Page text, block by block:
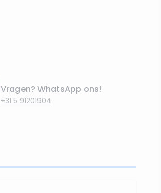
Vragen? WhatsApp ons!
+31 5 91201904